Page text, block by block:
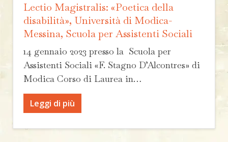
Lectio Magistralis: «Poetica della
disabilità», Università di Modica-
Messina, Scuola per Assistenti Sociali
14 gennaio 2023 presso la Scuola per
Assistenti Sociali «F. Stagno D’Alcontres» di
Modica Corso di Laurea in…
Leggi di più